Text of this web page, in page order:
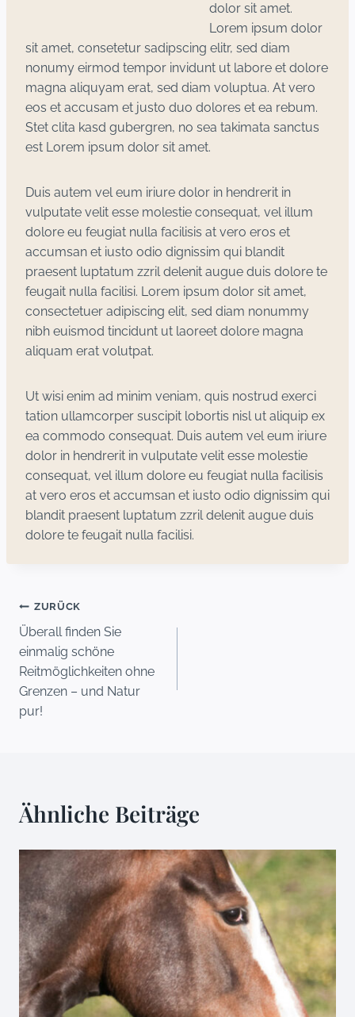
dolor sit amet.
Lorem ipsum dolor
sit amet, consetetur sadipscing elitr, sed diam
nonumy eirmod tempor invidunt ut labore et dolore
magna aliquyam erat, sed diam voluptua. At vero
eos et accusam et justo duo dolores et ea rebum.
Stet clita kasd gubergren, no sea takimata sanctus
est Lorem ipsum dolor sit amet.
Duis autem vel eum iriure dolor in hendrerit in
vulputate velit esse molestie consequat, vel illum
dolore eu feugiat nulla facilisis at vero eros et
accumsan et iusto odio dignissim qui blandit
praesent luptatum zzril delenit augue duis dolore te
feugait nulla facilisi. Lorem ipsum dolor sit amet,
consectetuer adipiscing elit, sed diam nonummy
nibh euismod tincidunt ut laoreet dolore magna
aliquam erat volutpat.
Ut wisi enim ad minim veniam, quis nostrud exerci
tation ullamcorper suscipit lobortis nisl ut aliquip ex
ea commodo consequat. Duis autem vel eum iriure
dolor in hendrerit in vulputate velit esse molestie
consequat, vel illum dolore eu feugiat nulla facilisis
at vero eros et accumsan et iusto odio dignissim qui
blandit praesent luptatum zzril delenit augue duis
dolore te feugait nulla facilisi.
Beitragsnavigation
ZURÜCK
Überall finden Sie
einmalig schöne
Reitmöglichkeiten ohne
Grenzen – und Natur
pur!
Ähnliche Beiträge